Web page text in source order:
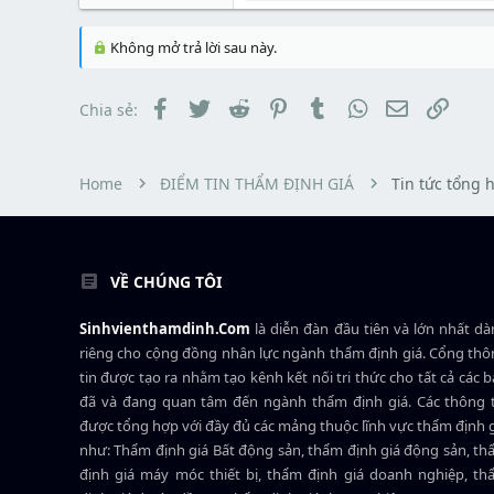
r
a
r
à
ầ
Không mở trả lời sau này.
Chia sẻ: Facebook
TwitterReddit PinterestTumblrWhatsApp
EmailLink
Home ĐIỂM TIN THẨM ĐỊNH GIÁ Tin tức tổng
VỀ CHÚNG TÔI
Sinhvienthamdinh.Com là diễn đàn đầu tiên và lớn nhất
riêng cho cộng đồng nhân lực ngành thẩm định giá. Cổng
tin được tạo ra nhằm tạo kênh kết nối tri thức cho tất cả các
đã và đang quan tâm đến ngành thẩm định giá. Các thông
được tổng hợp với đầy đủ các mảng thuộc lĩnh vực thẩm định
như: Thẩm định giá Bất động sản, thẩm định giá động sản,
định giá máy móc thiết bị, thẩm định giá doanh nghiệp,